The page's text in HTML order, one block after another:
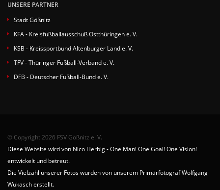
UNSERE PARTNER
Stadt Gößnitz
KFA - Kreisfußballausschuß Ostthüringen e. V.
KSB - Kreissportbund Altenburger Land e. V.
TFV - Thüringer Fußball-Verband e. V.
DFB - Deutscher Fußball-Bund e. V.
© Copyright 2026 FSV Gößnitz e. V.
Diese Website wird von Nico Herbig - One Man! One Goal! One Vision!
entwickelt und betreut.
Die Vielzahl unserer Fotos wurden von unserem Primärfotograf Wolfgang
Wukasch erstellt.